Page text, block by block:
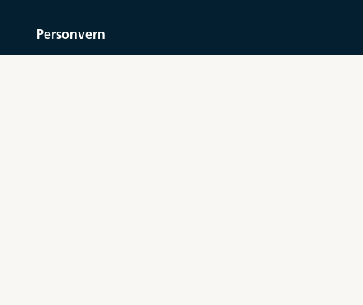
Personvern
Personvernserklæring